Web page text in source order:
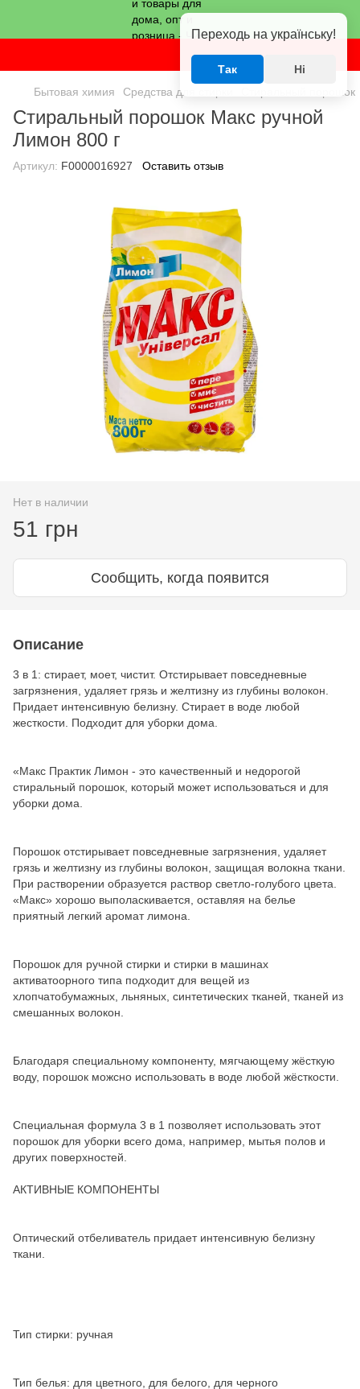
Бытовая химия Средства для стирки Стиральный порошок
Стиральный порошок Макс ручной
Лимон 800 г
Артикул: F0000016927 Оставить отзыв
Нет в наличии
51 грн
Сообщить, когда появится
Описание
3 в 1: стирает, моет, чистит. Отстирывает повседневные
загрязнения, удаляет грязь и желтизну из глубины волокон.
Придает интенсивную белизну. Стирает в воде любой
жесткости. Подходит для уборки дома.
«Макс Практик Лимон - это качественный и недорогой
стиральный порошок, который может использоваться и для
уборки дома.
Порошок отстирывает повседневные загрязнения, удаляет
грязь и желтизну из глубины волокон, защищая волокна ткани.
При растворении образуется раствор светло-голубого цвета.
«Макс» хорошо выполаскивается, оставляя на белье
приятный легкий аромат лимона.
Порошок для ручной стирки и стирки в машинах
активатоорного типа подходит для вещей из
хлопчатобумажных, льняных, синтетических тканей, тканей из
смешанных волокон.
Благодаря специальному компоненту, мягчающему жёсткую
воду, порошок можсно использовать в воде любой жёсткости.
Специальная формула 3 в 1 позволяет использовать этот
порошок для уборки всего дома, например, мытья полов и
других поверхностей.
АКТИВНЫЕ КОМПОНЕНТЫ
Оптический отбеливатель придает интенсивную белизну
ткани.
Тип стирки: ручная
Тип белья: для цветного, для белого, для черного
Переходь на українську!
Так Ні